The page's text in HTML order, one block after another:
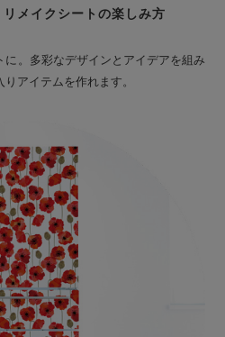
メイクシートの楽しみ方
。多彩なデザインとアイデアを組み
アイテムを作れます。